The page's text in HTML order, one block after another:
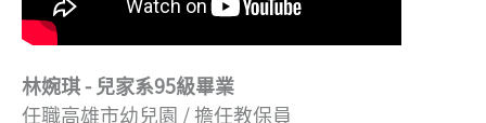
林婉琪 - 兒家系95級畢業
任職高雄市幼兒園 / 擔任教保員